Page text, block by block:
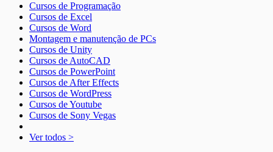
Cursos de Programação
Cursos de Excel
Cursos de Word
Montagem e manutenção de PCs
Cursos de Unity
Cursos de AutoCAD
Cursos de PowerPoint
Cursos de After Effects
Cursos de WordPress
Cursos de Youtube
Cursos de Sony Vegas
Ver todos >